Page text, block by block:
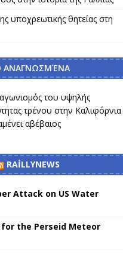
υποχρεωτικής θητείας στη
ΑΝΑΓΝΩΣΜΈΝΑ
του υψηλής
τρένου στην Καλιφόρνια
αβέβαιος
RAILLYNEWS
​​Attack on US Water
the Perseid Meteor